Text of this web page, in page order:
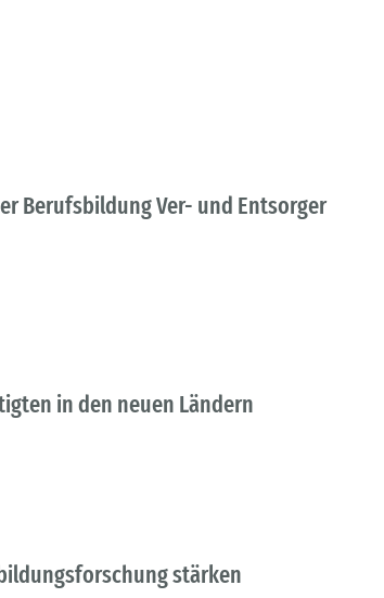
Berufsbildung Ver- und Entsorger
in den neuen Ländern
stärken